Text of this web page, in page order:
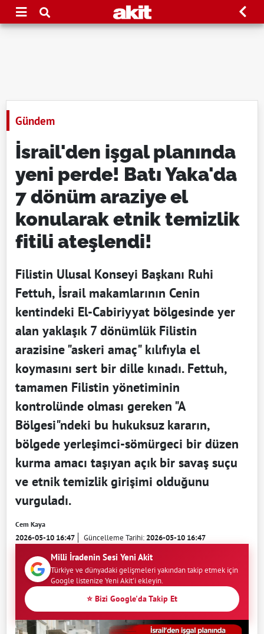
Gündem
İsrail'den işgal planında
yeni perde! Batı Yaka'da
7 dönüm araziye el
konularak etnik temizlik
fitili ateşlendi!
Filistin Ulusal Konseyi Başkanı Ruhi
Fettuh, İsrail makamlarının Cenin
kentindeki El-Cabiriyyat bölgesinde yer
alan yaklaşık 7 dönümlük Filistin
arazisine "askeri amaç" kılıfıyla el
koymasını sert bir dille kınadı. Fettuh,
tamamen Filistin yönetiminin
kontrolünde olması gereken "A
Bölgesi"ndeki bu hukuksuz kararın,
bölgede yerleşimci-sömürgeci bir düzen
kurma amacı taşıyan açık bir savaş suçu
ve etnik temizlik girişimi olduğunu
vurguladı.
Cem Kaya
2026-05-10 16:47 Güncelleme Tarihi:2026-05-10 16:47
Milli İradenin Sesi Yeni Akit
Türkiye ve dünyadaki gelişmeleri yakından takip etmek için
Google listenize Yeni Akit'i ekleyin.
⭐ Bizi Google'da Takip Et